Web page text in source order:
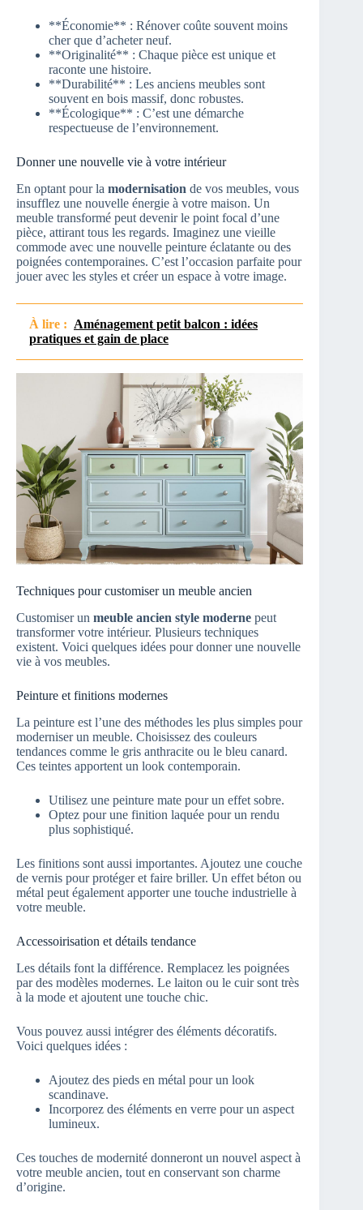
**Économie** : Rénover coûte souvent moins
cher que d’acheter neuf.
**Originalité** : Chaque pièce est unique et
raconte une histoire.
**Durabilité** : Les anciens meubles sont
souvent en bois massif, donc robustes.
**Écologique** : C’est une démarche
respectueuse de l’environnement.
Donner une nouvelle vie à votre intérieur
En optant pour la modernisation de vos meubles, vous
insufflez une nouvelle énergie à votre maison. Un
meuble transformé peut devenir le point focal d’une
pièce, attirant tous les regards. Imaginez une vieille
commode avec une nouvelle peinture éclatante ou des
poignées contemporaines. C’est l’occasion parfaite pour
jouer avec les styles et créer un espace à votre image.
À lire : Aménagement petit balcon : idées
pratiques et gain de place
Techniques pour customiser un meuble ancien
Customiser un meuble ancien style moderne peut
transformer votre intérieur. Plusieurs techniques
existent. Voici quelques idées pour donner une nouvelle
vie à vos meubles.
Peinture et finitions modernes
La peinture est l’une des méthodes les plus simples pour
moderniser un meuble. Choisissez des couleurs
tendances comme le gris anthracite ou le bleu canard.
Ces teintes apportent un look contemporain.
Utilisez une peinture mate pour un effet sobre.
Optez pour une finition laquée pour un rendu
plus sophistiqué.
Les finitions sont aussi importantes. Ajoutez une couche
de vernis pour protéger et faire briller. Un effet béton ou
métal peut également apporter une touche industrielle à
votre meuble.
Accessoirisation et détails tendance
Les détails font la différence. Remplacez les poignées
par des modèles modernes. Le laiton ou le cuir sont très
à la mode et ajoutent une touche chic.
Vous pouvez aussi intégrer des éléments décoratifs.
Voici quelques idées :
Ajoutez des pieds en métal pour un look
scandinave.
Incorporez des éléments en verre pour un aspect
lumineux.
Ces touches de modernité donneront un nouvel aspect à
votre meuble ancien, tout en conservant son charme
d’origine.